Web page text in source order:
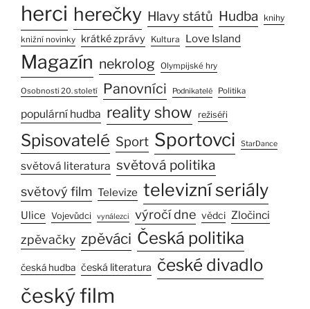
herci herečky Hlavy států Hudba knihy
knižní novinky krátké zprávy Kultura Love Island
Magazín nekrolog Olympijské hry
Osobnosti 20. století Panovníci Podnikatelé Politika
populární hudba reality show režiséři
Spisovatelé Sport Sportovci StarDance
světová literatura světová politika
světový film Televize televizní seriály
Ulice Vojevůdci vynálezci výročí dne vědci Zločinci
zpěvačky zpěváci Česká politika
česká hudba česká literatura české divadlo
český film